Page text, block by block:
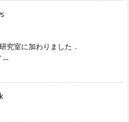
究室に加わりました．
...